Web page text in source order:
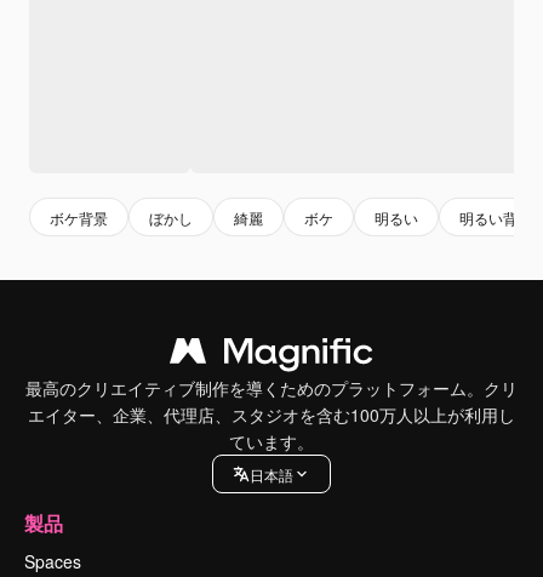
ボケ背景 ぼかし 綺麗 ボケ 明るい 明るい背景
最高のクリエイティブ制作を導くためのプラットフォーム。クリ
エイター、企業、代理店、スタジオを含む100万人以上が利用し
ています。
日本語
製品
Spaces